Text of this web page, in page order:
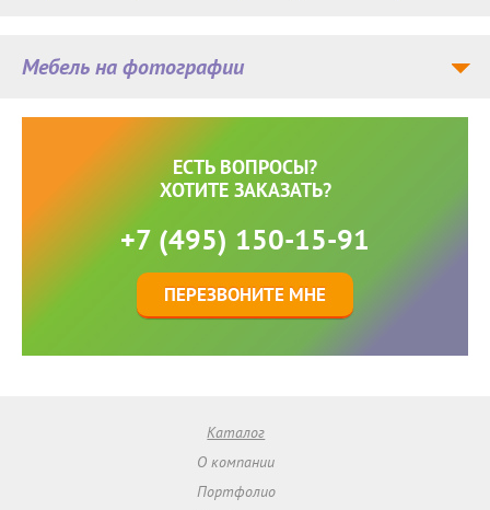
Мебель на фотографии
ЕСТЬ ВОПРОСЫ?
ХОТИТЕ ЗАКАЗАТЬ?
+7 (495) 150-15-91
ПЕРЕЗВОНИТЕ МНЕ
Каталог
О компании
Портфолио